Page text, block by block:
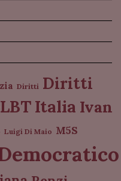
Diritti Diritti
Italia Ivan
Luigi Di Maio M5S